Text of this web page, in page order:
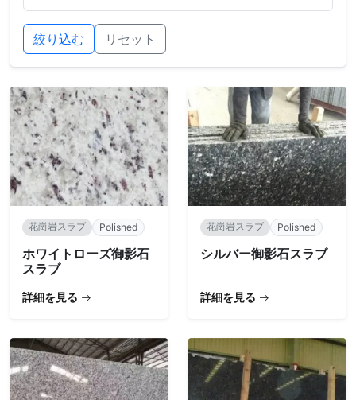
絞り込む リセット
花崗岩スラブ Polished
ホワイトローズ御影石
スラブ
詳細を見る
花崗岩スラブ Polished
シルバー御影石スラブ
詳細を見る